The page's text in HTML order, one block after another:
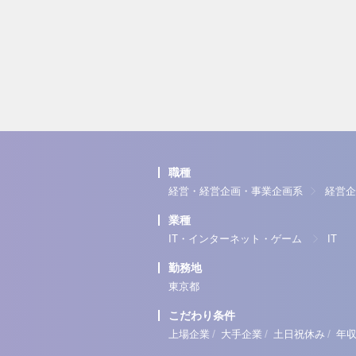
職種
経営・経営企画・事業企画系 経営
業種
IT・インターネット・ゲーム IT
勤務地
東京都
こだわり条件
上場企業 / 大手企業 / 土日祝休み / 年